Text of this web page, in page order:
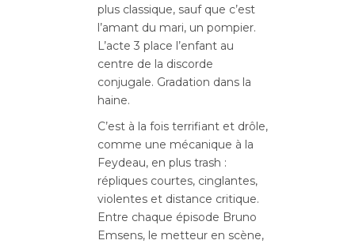
plus classique, sauf que c’est
l’amant du mari, un pompier.
L’acte 3 place l’enfant au
centre de la discorde
conjugale. Gradation dans la
haine.
C’est à la fois terrifiant et drôle,
comme une mécanique à la
Feydeau, en plus trash :
répliques courtes, cinglantes,
violentes et distance critique.
Entre chaque épisode Bruno
Emsens, le metteur en scène,